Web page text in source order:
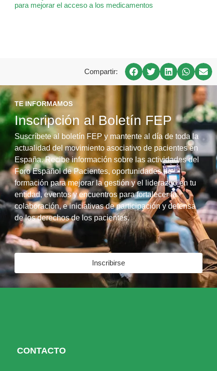
para mejorar el acceso a los medicamentos
Compartir:
TE INFORMAMOS
Inscripción al Boletín FEP
Suscríbete al boletín FEP y mantente al día de toda la
actualidad del movimiento asociativo de pacientes en
España. Recibe información sobre las actividades del
Foro Español de Pacientes, oportunidades de
formación para mejorar la gestión y el liderazgo en tu
entidad, eventos y encuentros para fortalecer la
colaboración, e iniciativas de participación y defensa
de los derechos de los pacientes.
Inscribirse
CONTACTO